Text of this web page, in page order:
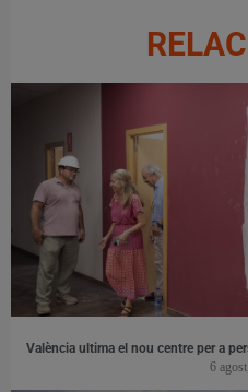
València ultima el nou centre per a
6